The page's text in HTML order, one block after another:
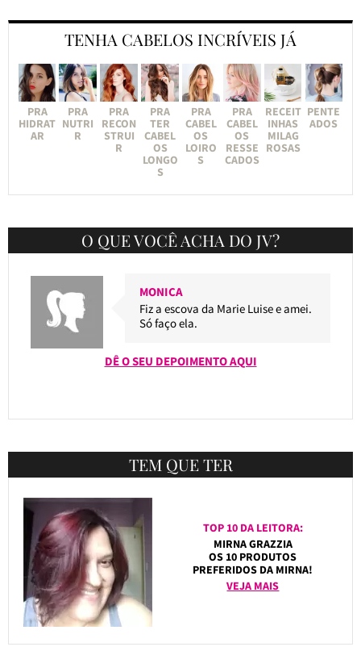
TENHA CABELOS INCRÍVEIS JÁ
PRA
HIDRAT
AR
PRA
NUTRI
R
PRA
RECON
STRUI
R
PRA
TER
CABEL
OS
LONGO
S
PRA
CABEL
OS
LOIRO
S
PRA
CABEL
OS
RESSE
CADOS
RECEIT
INHAS
MILAG
ROSAS
PENTE
ADOS
O QUE VOCÊ ACHA DO JV?
MONICA
Fiz a escova da Marie Luise e amei.
Só faço ela.
DÊ O SEU DEPOIMENTO AQUI
TEM QUE TER
TOP 10 DA LEITORA:
MIRNA GRAZZIA
OS 10 PRODUTOS
PREFERIDOS DA MIRNA!
VEJA MAIS